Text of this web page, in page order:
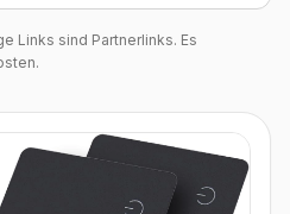
Links sind Partnerlinks. Es